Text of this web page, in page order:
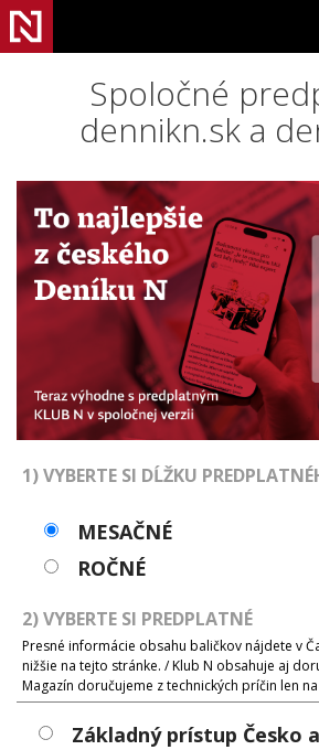
Spoločné
dennikn.sk a
1) VYBERTE SI DĹŽKU
MESAČNÉ
ROČNÉ
2) VYBERTE SI PREDPLATNÉ
Presné informácie obsahu baličkov nájdete v
nižšie na tejto stránke. / Klub N obsahuje aj
Magazín doručujeme z technických príčin len
Základný prístup Česko